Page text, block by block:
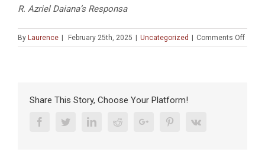
R. Azriel Daiana’s Responsa
By Laurence | February 25th, 2025 | Uncategorized | Comments Offon
Share This Story, Choose Your Platform!
FacebookTwitterLinkedinRedditGoogle+ PinterestVk